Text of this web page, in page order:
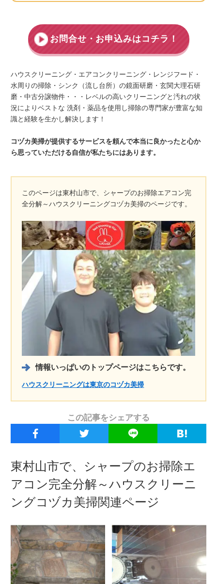
お問合せ・お申込みはコチラ！
ハウスクリーニング・エアコンクリーニング・レンジフード・
水周りの掃除・シンク（流し台所）の鏡面研磨・玄関大理石研
磨・中古分譲物件・・・レベルの高いクリーニングと汚れの状
況によりベストな 洗剤・薬品を使用し掃除の専門家が豊富な知
識と経験を生かし解決します！
コヅカ美掃が提供するサービスを頼んで本当に良かったと心か
ら思っていただける自信が私たちにはあります。
このページは東村山市で、シャープのお掃除エアコン完
全分解～ハウスクリーニングコヅカ美掃のページです。
情報いっぱいのトップページはこちらです。
ハウスクリーニングは東京のコヅカ美掃
この記事をシェアする
東村山市で、シャープのお掃除エ
アコン完全分解～ハウスクリーニ
ングコヅカ美掃関連ページ